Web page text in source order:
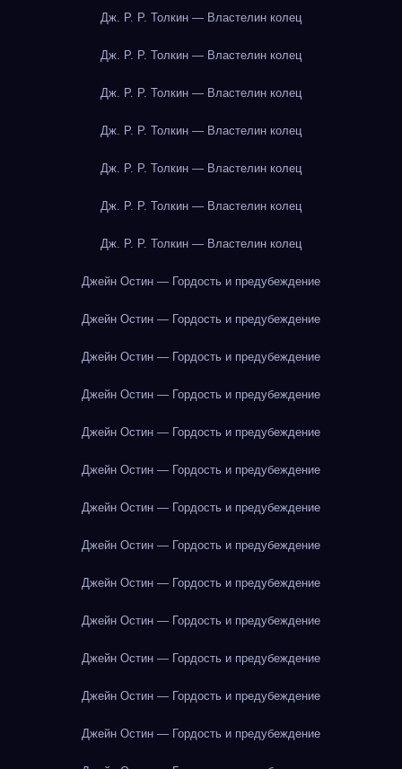
Дж. Р. Р. Толкин — Властелин колец
Дж. Р. Р. Толкин — Властелин колец
Дж. Р. Р. Толкин — Властелин колец
Дж. Р. Р. Толкин — Властелин колец
Дж. Р. Р. Толкин — Властелин колец
Дж. Р. Р. Толкин — Властелин колец
Дж. Р. Р. Толкин — Властелин колец
Джейн Остин — Гордость и предубеждение
Джейн Остин — Гордость и предубеждение
Джейн Остин — Гордость и предубеждение
Джейн Остин — Гордость и предубеждение
Джейн Остин — Гордость и предубеждение
Джейн Остин — Гордость и предубеждение
Джейн Остин — Гордость и предубеждение
Джейн Остин — Гордость и предубеждение
Джейн Остин — Гордость и предубеждение
Джейн Остин — Гордость и предубеждение
Джейн Остин — Гордость и предубеждение
Джейн Остин — Гордость и предубеждение
Джейн Остин — Гордость и предубеждение